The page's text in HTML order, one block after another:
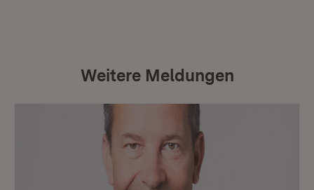
Weitere Meldungen